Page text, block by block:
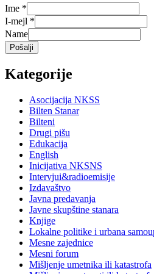
Ime *
I-mejl *
Name
Pošalji
Kategorije
Asocijacija NKSS
Bilten Stanar
Bilteni
Drugi pišu
Edukacija
English
Inicijativa NKSNS
Intervjui&radioemisije
Izdavaštvo
Javna predavanja
Javne skupštine stanara
Knjige
Lokalne politike i urbana
Mesne zajednice
Mesni forum
Mišljenje umetnika ili katastrofa